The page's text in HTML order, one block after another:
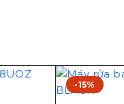
-15%